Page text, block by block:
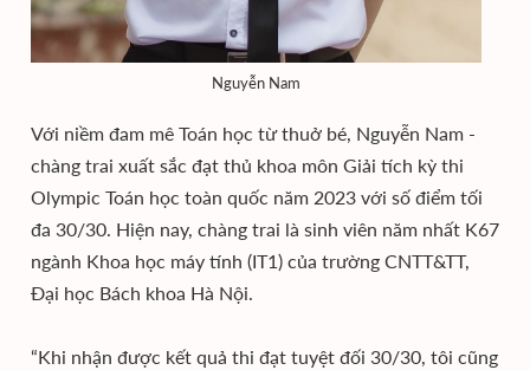
Nguyễn Nam
Với niềm đam mê Toán học từ thuở bé, Nguyễn Nam -
chàng trai xuất sắc đạt thủ khoa môn Giải tích kỳ thi
Olympic Toán học toàn quốc năm 2023 với số điểm tối
đa 30/30. Hiện nay, chàng trai là sinh viên năm nhất K67
ngành Khoa học máy tính (IT1) của trường CNTT&TT,
Đại học Bách khoa Hà Nội.
“Khi nhận được kết quả thi đạt tuyệt đối 30/30, tôi cũng